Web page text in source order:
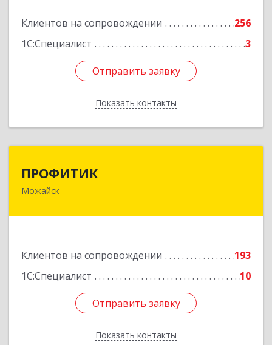
Клиентов на сопровождении
256
1С:Специалист
3
Отправить заявку
Показать контакты
Отправить заявку
Назад
ПРОФИТИК
Можайск
Клиентов на сопровождении
193
1С:Специалист
10
Отправить заявку
Показать контакты
143200, Московская обл, Можайский р-н,
Отправить заявку
Назад